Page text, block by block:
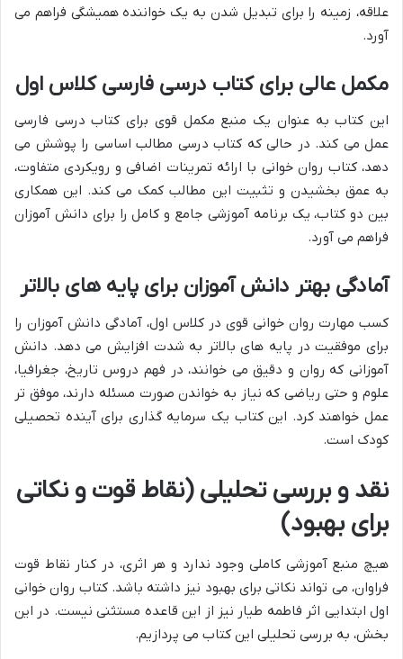
علاقه، زمینه را برای تبدیل شدن به یک خواننده همیشگی فراهم می
آورد.
مکمل عالی برای کتاب درسی فارسی کلاس اول
این کتاب به عنوان یک منبع مکمل قوی برای کتاب درسی فارسی
عمل می کند. در حالی که کتاب درسی مطالب اساسی را پوشش می
دهد، کتاب روان خوانی با ارائه تمرینات اضافی و رویکردی متفاوت،
به عمق بخشیدن و تثبیت این مطالب کمک می کند. این همکاری
بین دو کتاب، یک برنامه آموزشی جامع و کامل را برای دانش آموزان
فراهم می آورد.
آمادگی بهتر دانش آموزان برای پایه های بالاتر
کسب مهارت روان خوانی قوی در کلاس اول، آمادگی دانش آموزان را
برای موفقیت در پایه های بالاتر به شدت افزایش می دهد. دانش
آموزانی که روان و دقیق می خوانند، در فهم دروس تاریخ، جغرافیا،
علوم و حتی ریاضی که نیاز به خواندن صورت مسئله دارند، موفق تر
عمل خواهند کرد. این کتاب یک سرمایه گذاری برای آینده تحصیلی
کودک است.
نقد و بررسی تحلیلی (نقاط قوت و نکاتی
برای بهبود)
هیچ منبع آموزشی کاملی وجود ندارد و هر اثری، در کنار نقاط قوت
فراوان، می تواند نکاتی برای بهبود نیز داشته باشد. کتاب روان خوانی
اول ابتدایی اثر فاطمه طیار نیز از این قاعده مستثنی نیست. در این
بخش، به بررسی تحلیلی این کتاب می پردازیم.